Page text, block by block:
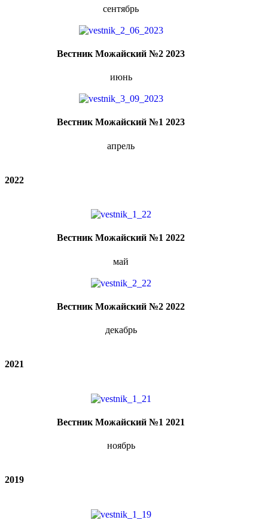
сентябрь
Вестник Можайский №2 2023
июнь
Вестник Можайский №1 2023
апрель
2022
Вестник Можайский №1 2022
май
Вестник Можайский №2 2022
декабрь
2021
Вестник Можайский №1 2021
ноябрь
2019